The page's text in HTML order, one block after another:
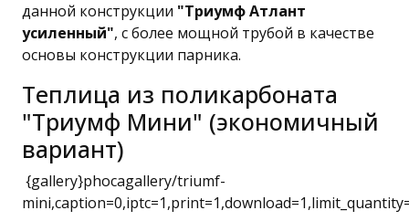
данной конструкции "Триумф Атлант
усиленный", с более мощной трубой в качестве
основы конструкции парника.
Теплица из поликарбоната
"Триумф Мини" (экономичный
вариант)
{gallery}phocagallery/triumf-